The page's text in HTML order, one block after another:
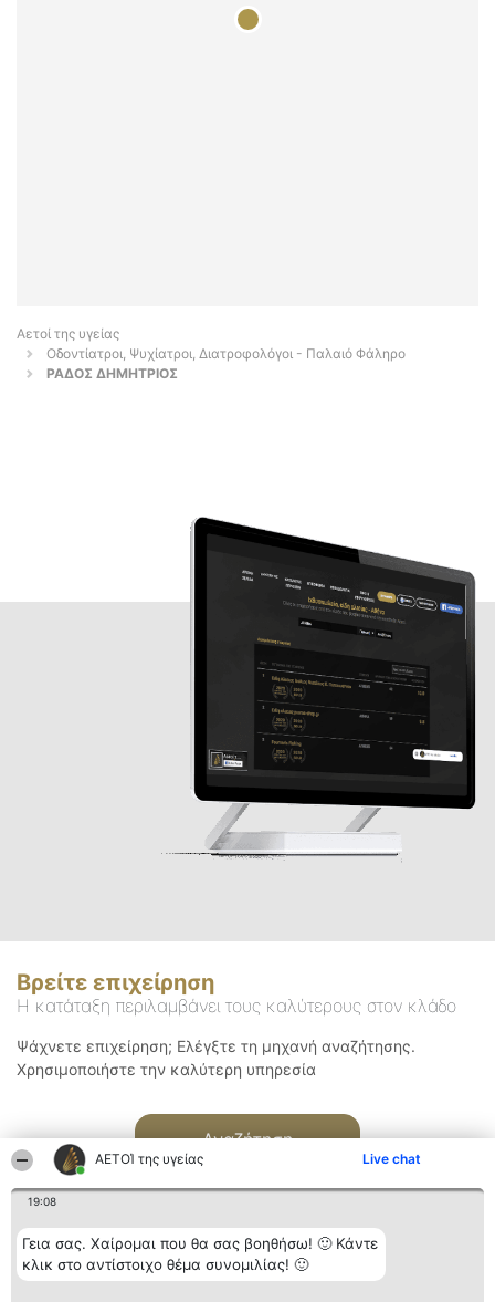
ΑΕΤΟΊ της υγείας Live chat
19:08
Γεια σας. Χαίρομαι που θα σας βοηθήσω! 🙂 Κάντε
κλικ στο αντίστοιχο θέμα συνομιλίας! 🙂
Αετοί της υγείας
Οδοντίατροι, Ψυχίατροι, Διατροφολόγοι - Παλαιό Φάληρο
ΡΑΔΟΣ ΔΗΜΗΤΡΙΟΣ
Βρείτε επιχείρηση
Η κατάταξη περιλαμβάνει τους καλύτερους στον κλάδο
Ψάχνετε επιχείρηση; Ελέγξτε τη μηχανή αναζήτησης.
Χρησιμοποιήστε την καλύτερη υπηρεσία
Αναζήτηση